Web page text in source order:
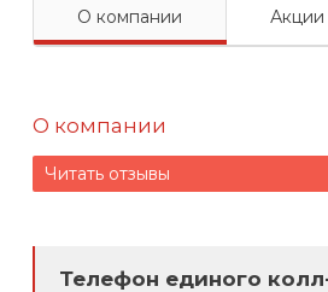
О компании Акции
О компании
Читать отзывы
Телефон единого